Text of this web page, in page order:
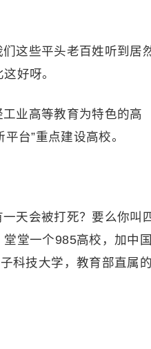
这些平头老百姓听到居
好呀。
业高等教育为特色的高
台”重点建设高校。
天会被打死？要么你叫
堂一个985高校，加中国
科技大学，教育部直属的